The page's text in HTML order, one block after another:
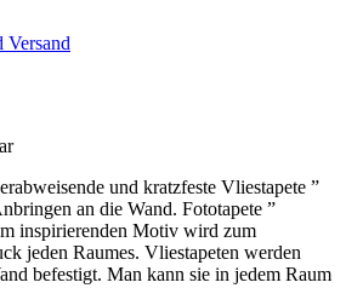
Versand
und kratzfeste Vliestapete ”
an die Wand. Fototapete ”
inspirierenden Motiv wird zum
jeden Raumes. Vliestapeten werden
befestigt. Man kann sie in jedem Raum